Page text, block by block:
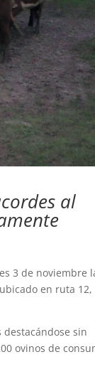
al
3 de noviembre
en ruta 12,
sin
ovinos de